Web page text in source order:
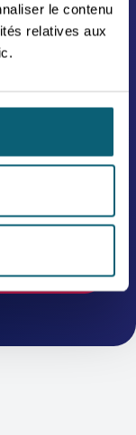
le contenu
relatives aux
votre siège
introduire un